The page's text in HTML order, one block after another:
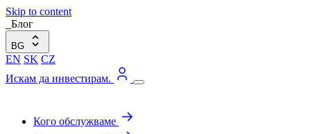
Skip to content
Блог
BG
EN SK CZ
Искам да инвестирам.
Кого обслужваме